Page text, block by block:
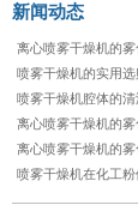
新闻动态
离心喷雾干燥机的
喷雾干燥机的实用
喷雾干燥机腔体的
离心喷雾干燥机的
离心喷雾干燥机的
喷雾干燥机在化工